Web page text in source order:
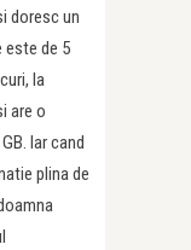
doresc un
este de 5
la
are o
Iar cand
plina de